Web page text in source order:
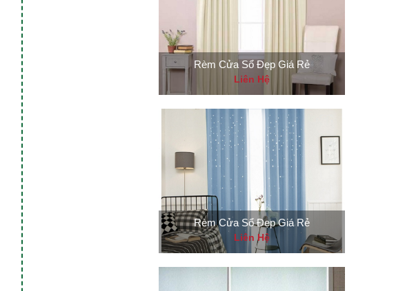
Rèm Cửa Sổ Đẹp Giá Rẻ
Liên Hệ
Rèm Cửa Sổ Đẹp Giá Rẻ
Liên Hệ